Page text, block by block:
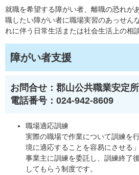
就職を希望する障がい者、離職の恐れが
職したい障がい者に職場実習のあっせん
れに伴う日常生活または社会生活上の相
障がい者支援
お問合せ：郡山公共職業安定
電話番号：024-942-8609
職場適応訓練
実際の職場で作業について訓練を
境に適応することを容易にさせる
事業主に訓練を委託し、訓練終了
してもらう制度です。